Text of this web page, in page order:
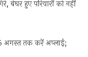
बेघर हुए परिवारों को नहीं
अगस्त तक करें अप्लाई;